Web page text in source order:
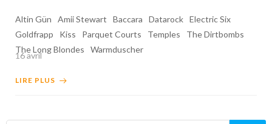
Altin Gün Amii Stewart Baccara Datarock Electric Six
Goldfrapp
Kiss Parquet Courts Temples
The Dirtbombs
The Long Blondes
Warmduscher
16 avril
LIRE PLUS